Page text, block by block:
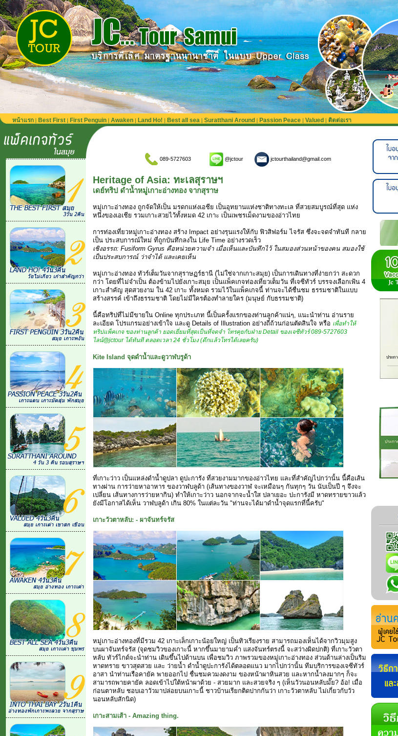
หน้าแรก | Best First | First Penguin | Awaken | Land Ho! | Best all sea | Suratthani Around | Passion Peace | Valued | ติดต่อเรา
089-5727603 @jctour jctourthailand@gmail.com
Heritage of Asia: ทะเลสุราษฯ
เดย์ทริป ดำน้ำหมู่เกาะอ่างทอง จากสุราษ
หมู่เกาะอ่างทอง ถูกจัดให้เป็น มรดกแห่งเอชีย เป็นอุทยานแห่งชาติทางทะเล ที่สวยสมบูรณ์ที่สุด แห่ง
หนึ่งของเอเชีย รวมเกาะสวยไว้ทั้งหมด 42 เกาะ เป็นเพชรเม็ดงามของอ่าวไทย
การท่องเที่ยวหมู่เกาะอ่างทอง สร้าง Impact อย่างรุนแรงให้กับ ฟิวสิฟอร์ม ไจรัส ซึ่งจะจดจำทันที กลาย
เป็น ประสบการณ์ใหม่ ที่ถูกบันทึกลงใน Life Time อย่างรวดเร็ว
เชิงอรรถ: Fusiform Gyrus คือหน่วยความจำ เมื่อเห็นและบันทึกไว้ ในสมองส่วนหน้าของคน สมองใช้
เป็นประสบการณ์ ว่าจำได้ และเคยเห็น
หมู่เกาะอ่างทอง ทัวร์เต็มวันจากสุราษฏร์ธานี (ไม่ใช่จากเกาะสมุย) เป็นการเดินทางที่ง่ายกว่า สะดวก
กว่า โดยที่ไม่จำเป็น ต้องข้ามไปยังเกาะสมุย เป็นแพ็คเกจท่องเที่ยวเต็มวัน ที่เจซีทัวร์ บรรจงเลือกเฟ้น 4
เกาะสำคัญ สุดสวยงาม ใน 42 เกาะ ทั้งหมด รวมไว้ในแพ็คเกจนี้ ท่านจะได้ชื่นชม ธรรมชาติในแบบ
สร้างสรรค์ เข้าถึงธรรมชาติ โดยไม่มีใครต้องทำลายใคร (มนุษย์ กับธรรมชาติ)
นี้คือทริปที่ไม่มีขายใน Online ทุกประเภท นี้เป็นครั้งแรกของท่านลูกค้าแน่ๆ, แนะนำท่าน อ่านราย
ละเอียด โปรแกรมอย่างเข้าใจ และดู Details of Illustration อย่างถี่ถ้วนก่อนตัดสินใจ หรือ เพื่อทำให้
ทริปแพ็คเกจ ของท่านลูกค้า ยอดเยี่ยมที่สุดเป็นที่จดจำ โทรคุยกับฝ่าย Detail ของเจซีทัวร์ 089-5727603
ไลน์@jctour ได้ทันที ตลอดเวลา 24 ชั่วโมง (ดึกแล้วโทรได้เลยครับ)
Kite Island จุดดำน้ำและดูวาฬบรูด้า
ที่เกาะว่าว เป็นแหล่งดำน้ำดูปลา ดูปะการัง ที่สวยงามมากของอ่าวไทย และที่สำคัญไปกว่านั้น นี้คือเส้น
ทางผ่าน การว่ายหาอาหาร ของวาฬบลูด้า (เส้นทางของวาฬ จะเหมือนๆ กันทุกๆ วัน นับเป็นปี ๆ จึงจะ
เปลี่ยน เส้นทางการว่ายหากิน) ทำให้เกาะว่าว นอกจากจะน้ำใส ปลาเยอะ ปะการังมี หาดทรายขาวแล้ว
ยังมีโอกาสได้เห็น วาฬบลูด้า เกิน 80% ในแต่ละวัน "ท่านจะได้มาดำน้ำจุดแรกที่นี้ครับ"
เกาะวัวตาหลับ: - ผาจันทร์จรัส
หมู่เกาะอ่างทองที่มีรวม 42 เกาะเล็กเกาะน้อยใหญ่ เป็นทิวเรียงราย สามารถมองเห็นได้จากวิวมุมสูง
บนผาจันทร์จรัส (จุดชมวิวของเกาะนี้ หากขึ้นมายามค่ำ แสงจันทร์ตรงนี้ จะสว่างผิดปกติ) ที่เกาะวัวตา
หลับ ทัวร์ไกด์จะนำท่าน เดินขึ้นไปด้านบน เพื่อชมวิว ภาพรวมของหมู่เกาะอ่างทอง ส่วนด้านล่างเป็นริม
หาดทราย ขาวสุดสวย และ ว่ายน้ำ ดำน้ำดูปะการังได้ตลอดแนว มากไปกว่านั้น ทีมบริการของเจซีทัวร์
อาสา นำท่านเรือคายัค พายออกไป ชื่นชมควมงดงาม ของหน้าผาหินสวย และหากน้ำลงมากๆ ก็จะ
สามารถพายคายัค ลอดเข้าไปใต้หน้าผาด้วย - สวยมาก และสวยจริง ๆ (เห็นวัวนอนหลับมั๊ย? อ้อ! เมื่อ
ก่อนตาหลับ ชอบเอาวัวมาปล่อยบนเกาะนี้ ชาวบ้านเรียกติดปากกันว่า เกาะวัวตาหลับ ไม่เกี่ยวกับวัว
นอนหลับสักนิด)
เกาะสามเส้า - Amazing thing.